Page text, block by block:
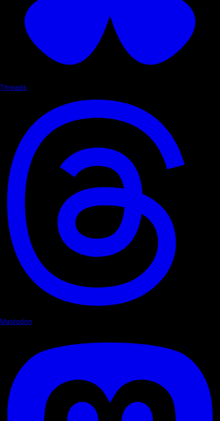
Threads
Mastodon